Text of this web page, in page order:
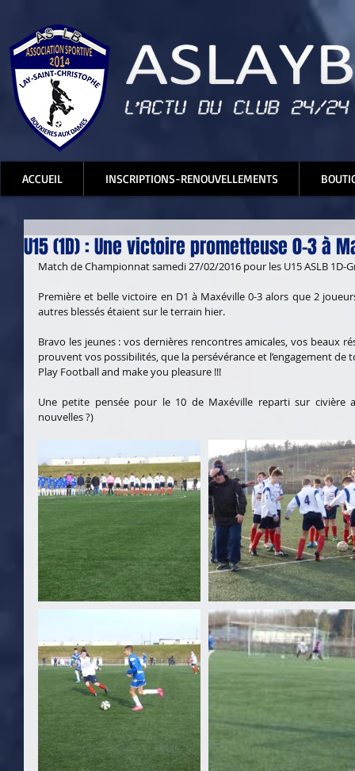
ACCUEIL INSCRIPTIONS-RENOUVELLEMENTS
U15 (1D) : Une victoire prometteuse 0-3 à
Match de Championnat samedi 27/02/2016 pour les U15 ASLB 1D-
Première et belle victoire en D1 à Maxéville 0-3 alors que 2
autres blessés étaient sur le terrain hier.
Bravo les jeunes : vos dernières rencontres amicales, vos beaux
prouvent vos possibilités, que la persévérance et l’engagement de
Play Football and make you pleasure !!!
Une petite pensée pour le 10 de Maxéville reparti sur civière
nouvelles ?)